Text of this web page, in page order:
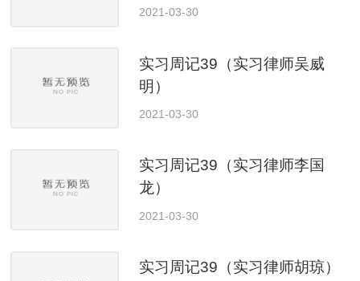
2021-03-30
实习周记39（实习律师吴威
明）
2021-03-30
实习周记39（实习律师李国
龙）
2021-03-30
实习周记39（实习律师胡琼）